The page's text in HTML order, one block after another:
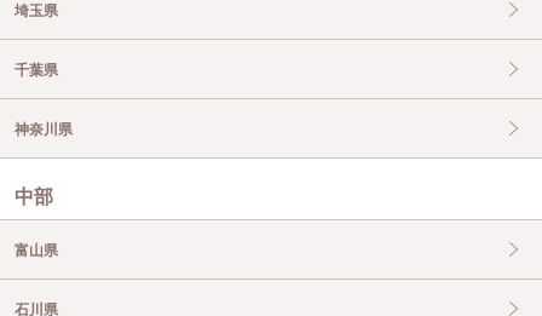
埼玉県
千葉県
神奈川県
中部
富山県
石川県